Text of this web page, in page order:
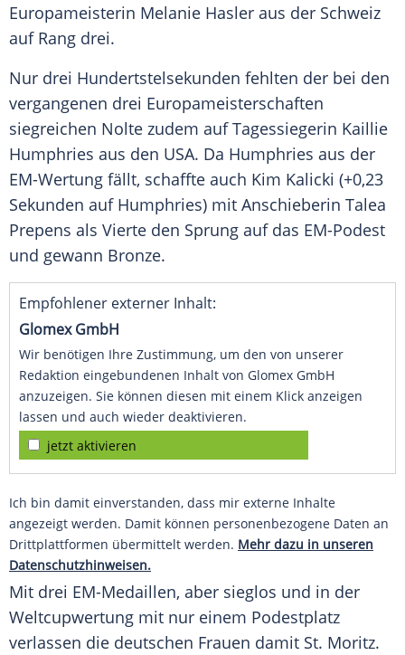
Europameisterin Melanie Hasler aus der Schweiz
auf Rang drei.
Nur drei Hundertstelsekunden fehlten der bei den
vergangenen drei Europameisterschaften
siegreichen Nolte zudem auf Tagessiegerin Kaillie
Humphries aus den USA. Da Humphries aus der
EM-Wertung fällt, schaffte auch Kim Kalicki (+0,23
Sekunden auf Humphries) mit Anschieberin Talea
Prepens als Vierte den Sprung auf das EM-Podest
und gewann Bronze.
Empfohlener externer Inhalt:
Glomex GmbH
Wir benötigen Ihre Zustimmung, um den von unserer
Redaktion eingebundenen Inhalt von Glomex GmbH
anzuzeigen. Sie können diesen mit einem Klick anzeigen
lassen und auch wieder deaktivieren.
jetzt aktivieren
Ich bin damit einverstanden, dass mir externe Inhalte
angezeigt werden. Damit können personenbezogene Daten an
Drittplattformen übermittelt werden. Mehr dazu in unseren
Datenschutzhinweisen.
Mit drei EM-Medaillen, aber sieglos und in der
Weltcupwertung mit nur einem Podestplatz
verlassen die deutschen Frauen damit St. Moritz.